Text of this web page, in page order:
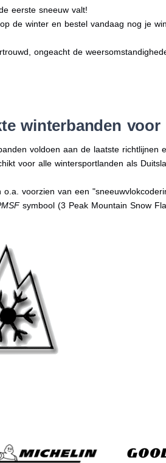
eerste sneeuw valt!
de winter en bestel vandaag nog je
ongeacht de
winterbanden voor
voldoen aan de laatste richtlijnen
voor alle wintersportlanden als
o.a. voorzien van een
symbool (3 Peak Mountain Snow